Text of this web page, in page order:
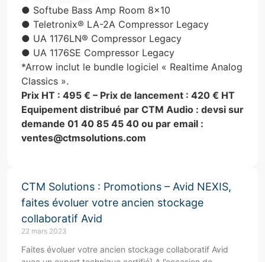
● Softube Bass Amp Room 8×10
● Teletronix® LA-2A Compressor Legacy
● UA 1176LN® Compressor Legacy
● UA 1176SE Compressor Legacy
*Arrow inclut le bundle logiciel « Realtime Analog
Classics ».
Prix HT : 495 € – Prix de lancement : 420 € HT
Equipement distribué par CTM Audio : devsi sur
demande 01 40 85 45 40 ou par email :
ventes@ctmsolutions.com
CTM Solutions : Promotions – Avid NEXIS,
faites évoluer votre ancien stockage
collaboratif Avid
22 mars 2023
Faites évoluer votre ancien stockage collaboratif Avid